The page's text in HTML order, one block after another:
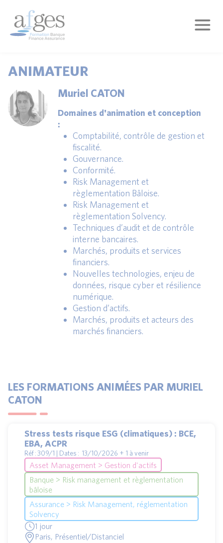
ANIMATEUR
Muriel CATON
Domaines d'animation et conception
:
Comptabilité, contrôle de gestion et
fiscalité.
Gouvernance.
Conformité.
Risk Management et
règlementation Bâloise.
Risk Management et
règlementation Solvency.
Techniques d’audit et de contrôle
interne bancaires.
Marchés, produits et services
financiers.
Nouvelles technologies, enjeu de
données, risque cyber et résilience
numérique.
Gestion d’actifs.
Marchés, produits et acteurs des
marchés financiers.
LES FORMATIONS ANIMÉES PAR MURIEL
CATON
Stress tests risque ESG (climatiques) : BCE,
EBA, ACPR
Réf : 309/1 | Dates : 13/10/2026 + 1 à venir
Asset Management > Gestion d'actifs
Banque > Risk management et règlementation
bâloise
Assurance > Risk Management, réglementation
Solvency
1 jour
Paris, Présentiel/Distanciel